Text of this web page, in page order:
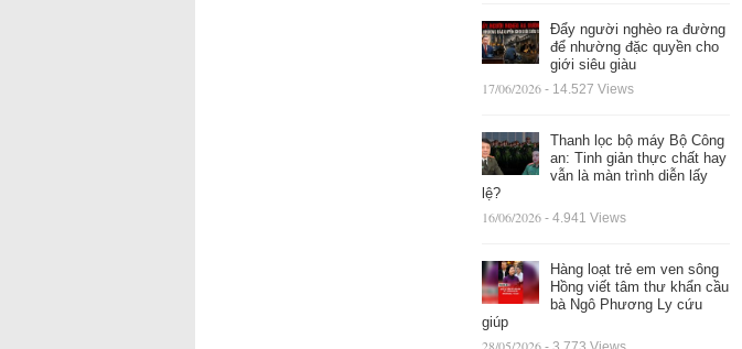
Đẩy người nghèo ra đường
để nhường đặc quyền cho
giới siêu giàu
17/06/2026 - 14.527 Views
Thanh lọc bộ máy Bộ Công
an: Tinh giản thực chất hay
vẫn là màn trình diễn lấy
lệ?
16/06/2026 - 4.941 Views
Hàng loạt trẻ em ven sông
Hồng viết tâm thư khẩn cầu
bà Ngô Phương Ly cứu
giúp